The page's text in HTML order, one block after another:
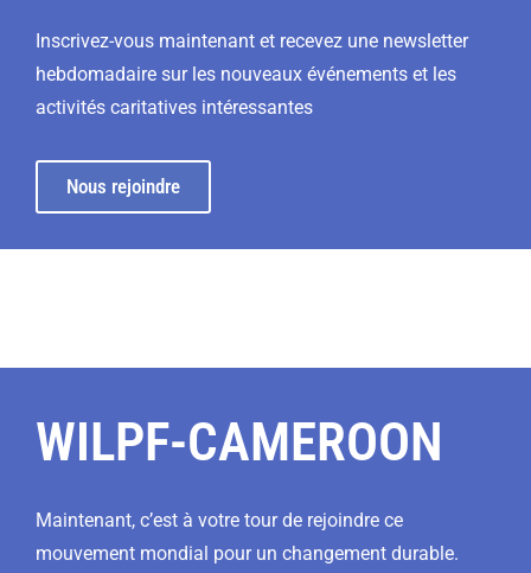
Inscrivez-vous maintenant et recevez une newsletter
hebdomadaire sur les nouveaux événements et les
activités caritatives intéressantes
Nous rejoindre
WILPF-CAMEROON
Maintenant, c’est à votre tour de rejoindre ce
mouvement mondial pour un changement durable.